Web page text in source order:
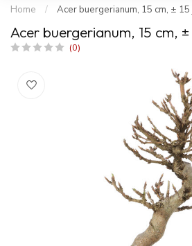
Home / Acer buergerianum, 15 cm, ± 15
Acer buergerianum, 15 cm,
(0)